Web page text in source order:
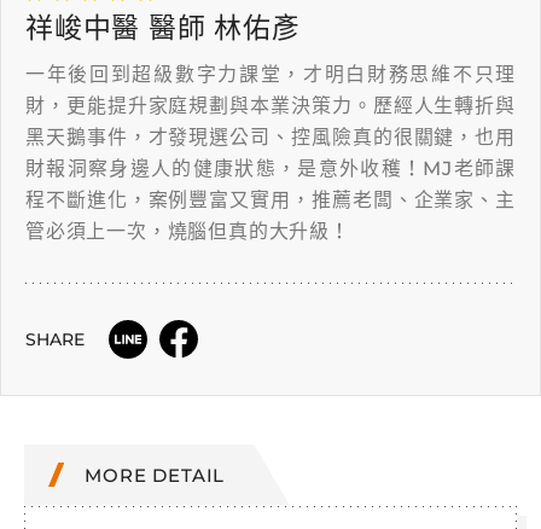
祥峻中醫 醫師 林佑彥
一年後回到超級數字力課堂，才明白財務思維不只理
財，更能提升家庭規劃與本業決策力。歷經人生轉折與
黑天鵝事件，才發現選公司、控風險真的很關鍵，也用
財報洞察身邊人的健康狀態，是意外收穫！MJ老師課
程不斷進化，案例豐富又實用，推薦老闆、企業家、主
管必須上一次，燒腦但真的大升級！
SHARE
MORE DETAIL